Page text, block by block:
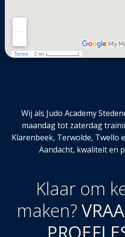
Wij als Judo Academy
maandag tot zaterdag
Klarenbeek, Terwolde, Twello
Aandacht, kwaliteit en
Klaar om
maken?